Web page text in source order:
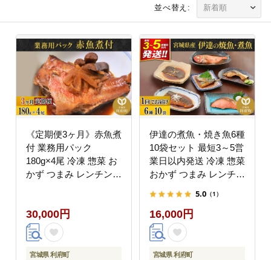
並べ替え:
《定期便3ヶ月》赤魚煮
付 業務用パック
180g×4尾 冷凍 惣菜 お
かず つまみ レンチン
姜煮 赤魚 アカウオ 冷
凍 惣菜 おかず つまみ
レンチン 湯煎 簡単 煮
物 煮付]
30,000円
宮城県 利府町
伊達の煮魚・焼き魚6種
10袋セット 最短3～5営
業日以内発送 冷凍 惣菜
おかず つまみ レンチン
焼 [煮魚 焼き魚 塩焼 鮭
サバ さば さんま ぶり
ブリ かれい 金目鯛 冷
凍 惣菜 おかず つまみ
レンチン 湯煎 簡単 煮
5.0 （1）
16,000円
宮城県 利府町